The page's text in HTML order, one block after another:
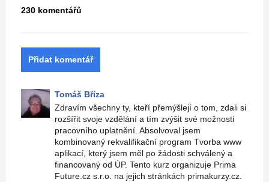
230 komentářů
Přidat komentář
Tomáš Bříza
Zdravím všechny ty, kteří přemýšlejí o tom, zdali si
rozšířit svoje vzdělání a tím zvýšit své možnosti
pracovního uplatnění. Absolvoval jsem
kombinovaný rekvalifikační program Tvorba www
aplikací, který jsem měl po žádosti schválený a
financovaný od ÚP. Tento kurz organizuje Prima
Future.cz s.r.o. na jejich stránkách primakurzy.cz.